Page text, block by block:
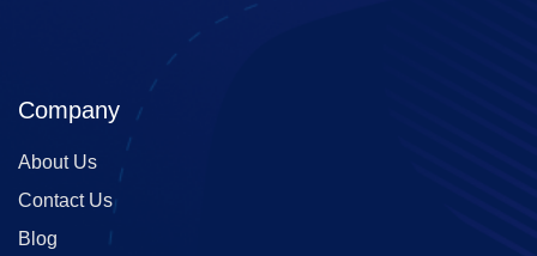
Company
About Us
Contact Us
Blog